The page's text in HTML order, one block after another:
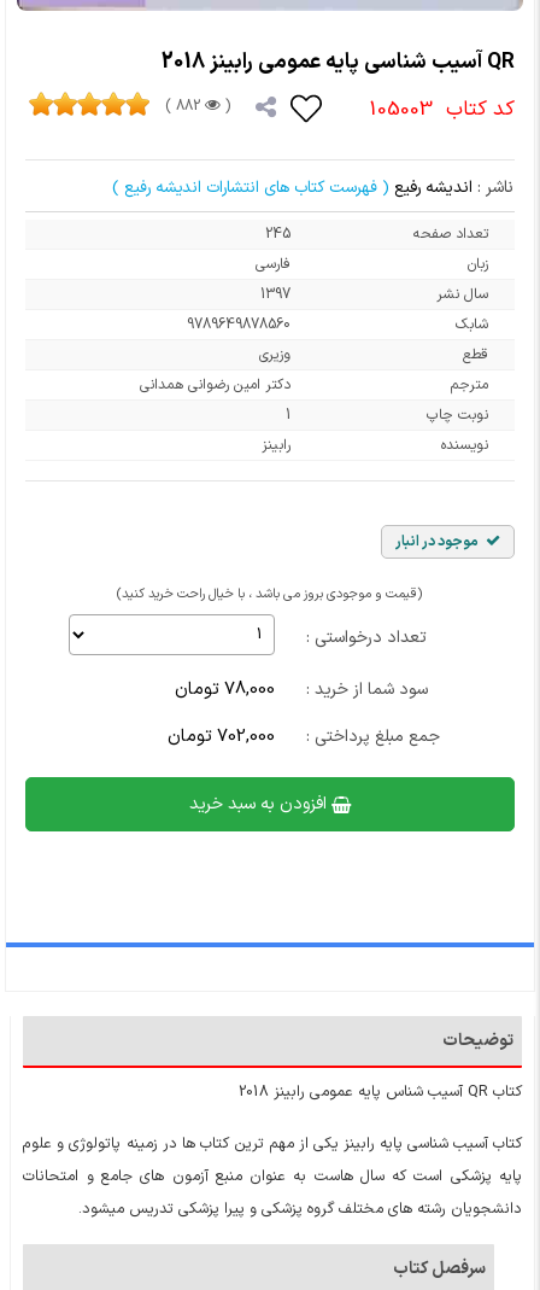
QR آسیب شناسی پایه عمومی رابینز 2018
کد کتاب 105003
(
882 )
ناشر : اندیشه رفیع ( فهرست کتاب های انتشارات اندیشه رفیع )
تعداد صفحه
245
زبان
فارسی
سال نشر
1397
شابک
9789649878560
قطع
وزیری
مترجم
دکتر امین رضوانی همدانی
نوبت چاپ
1
نویسنده
رابینز
موجود در انبار
(قیمت و موجودی بروز می باشد ، با خیال راحت خرید کنید)
تعداد درخواستی :
سود شما از خرید : 78,000 تومان
جمع مبلغ پرداختی : 702,000 تومان
افزودن به سبد خرید
توضیحات
کتاب QR آسیب شناس پایه عمومی رابینز 2018
کتاب آسیب شناسی پایه رابینز یکی از مهم ترین کتاب ها در زمینه پاتولوژی و علوم
پایه پزشکی است که سال هاست به عنوان منبع آزمون های جامع و امتحانات
دانشجویان رشته های مختلف گروه پزشکی و پیرا پزشکی تدریس میشود.
سرفصل کتاب